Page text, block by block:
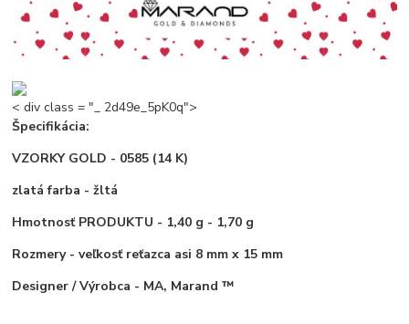
< div class = "_ 2d49e_5pK0q">
Špecifikácia:
VZORKY GOLD - 0585 (14 K)
zlatá farba - žltá
Hmotnosť PRODUKTU - 1,40 g - 1,70 g
Rozmery - veľkosť reťazca asi 8 mm x 15 mm
Designer / Výrobca - MA, Marand ™